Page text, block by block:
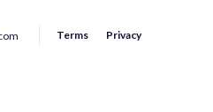
Terms Privacy